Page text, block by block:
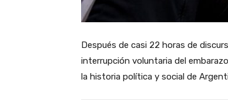
Después de casi 22 horas de
interrupción voluntaria del
la historia política y social de